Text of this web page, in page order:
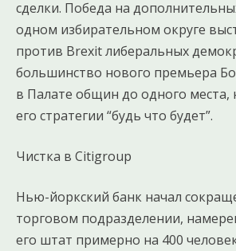
сделки. Победа на
одном избирательном округе
против Brexit либеральных
большинство нового премьера
в Палате общин до одного места,
его стратегии “будь что будет”.
Чистка в Citigroup
Нью-йоркский банк начал
торговом подразделении,
его штат примерно на 400